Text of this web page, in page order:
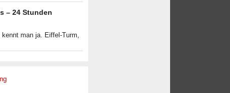
– 24 Stunden
man ja. Eiffel-Turm,